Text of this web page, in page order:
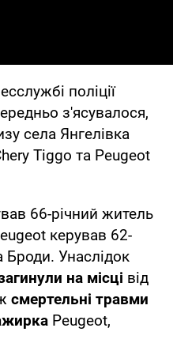
поліції
з'ясувалося,
села Янгелівка
Tiggo та Peugeot
66-річний житель
керував 62-
Броди. Унаслідок
на місці від
смертельні травми
Peugeot,